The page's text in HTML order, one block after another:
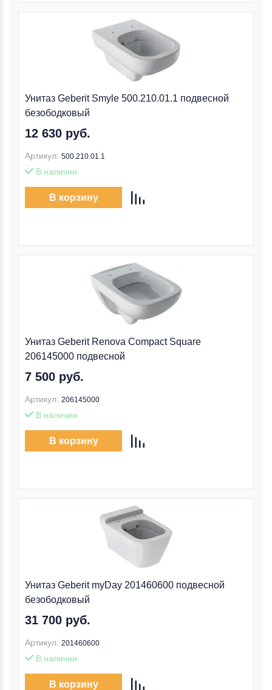
Унитаз Geberit Smyle 500.210.01.1 подвесной
безободковый
12 630 руб.
Артикул: 500.210.01.1
В наличии
В корзину
Унитаз Geberit Renova Compact Square
206145000 подвесной
7 500 руб.
Артикул: 206145000
В наличии
В корзину
Унитаз Geberit myDay 201460600 подвесной
безободковый
31 700 руб.
Артикул: 201460600
В наличии
В корзину